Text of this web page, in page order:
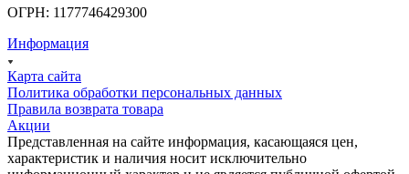
ОГРН: 1177746429300
Информация
Карта сайта
Политика обработки персональных данных
Правила возврата товара
Акции
Представленная на сайте информация, касающаяся цен,
характеристик и наличия носит исключительно